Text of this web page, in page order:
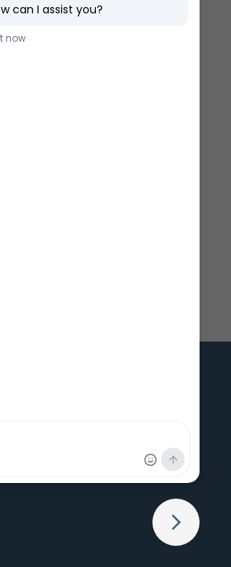
museum for mennesket, skibet og
søger gennem udstillinger,
at skabe et levende og
forhistorie interessant og